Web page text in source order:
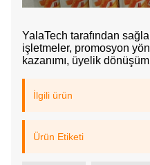
YalaTech tarafından
işletmeler, promosyon
kazanımı, üyelik
İlgili ürün
Ürün Etiketi